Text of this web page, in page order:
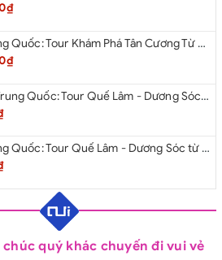
Du lịch Trung Quốc: Tour Khám Phá Tân Cương Từ Hà Nội 2026
Khám phá Trung Quốc: Tour Quế Lâm - Dương Sóc từ Hà Nội 2026
Du lịch Trung Quốc: Tour Quế Lâm - Dương Sóc từ Hà Nội 2026
quý khác chuyến đi vui vẻ